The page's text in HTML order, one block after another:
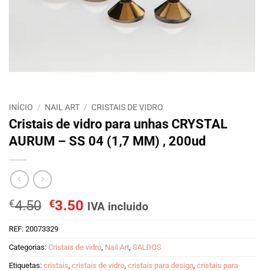
INÍCIO / NAIL ART / CRISTAIS DE VIDRO
Cristais de vidro para unhas CRYSTAL
AURUM – SS 04 (1,7 MM) , 200ud
€4.50 O
preço
original
era:
€4.50.
€3.50 O
preço
é:
€3.50.
IVA incluido
REF: 20073329
Categorias: Cristais de vidro, Nail Art, SALDOS
Etiquetas: cristais, cristais de vidro, cristais para design, cristais para